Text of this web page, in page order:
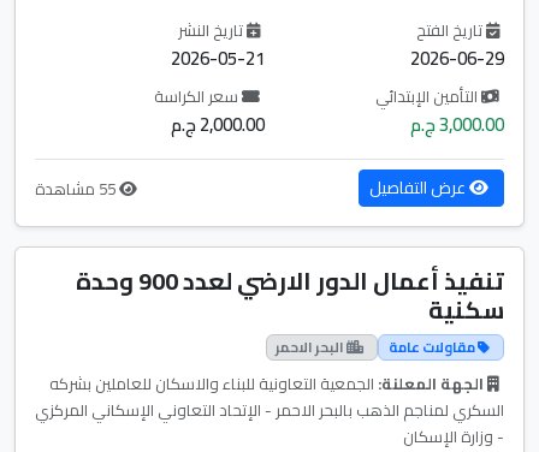
تاريخ الفتح
2026-06-29
تاريخ النشر
2026-05-21
التأمين الإبتدائي
3,000.00 ج.م
سعر الكراسة
2,000.00 ج.م
عرض التفاصيل
تنفيذ أعمال الدور الارضي لعدد 900 وحدة
سكنية
مقاولات عامة البحر الاحمر
الجهة المعلنة: الجمعية التعاونية للبناء والاسكان للعاملين بشركه
السكري لمناجم الذهب بالبحر الاحمر - الإتحاد التعاوني الإسكاني المركزي
- وزارة الإسكان